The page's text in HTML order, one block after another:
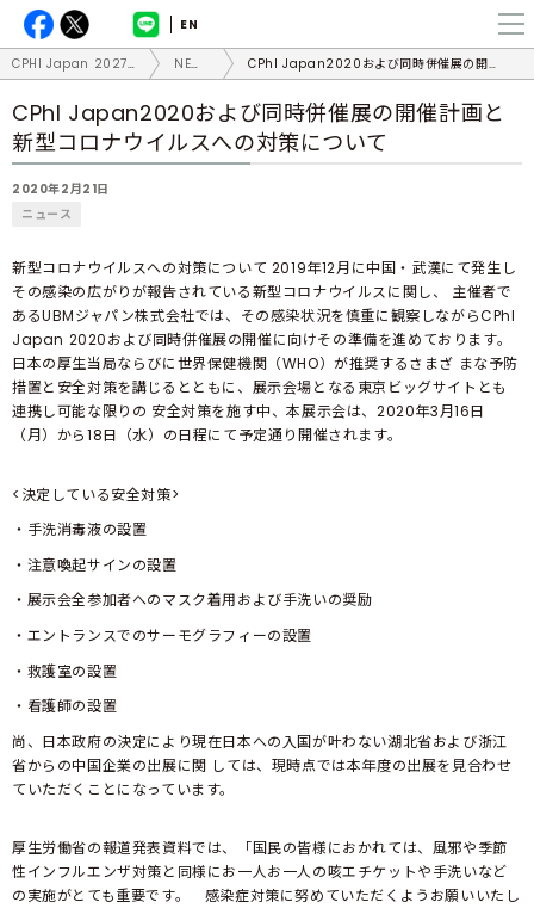
EN
CPHI Japan 2027（国際医薬品開発展） NEWS CPhI Japan2020および同時併催展の開催計画と新型コロナウイルスへの対策について
CPhI Japan2020および同時併催展の開催計画と
新型コロナウイルスへの対策について
2020年2月21日
ニュース
新型コロナウイルスへの対策について 2019年12月に中国・武漢にて発生し
その感染の広がりが報告されている新型コロナウイルスに関し、 主催者で
あるUBMジャパン株式会社では、その感染状況を慎重に観察しながらCPhI
Japan 2020および同時併催展の開催に向けその準備を進めております。
日本の厚生当局ならびに世界保健機関（WHO）が推奨するさまざ まな予防
措置と安全対策を講じるとともに、展示会場となる東京ビッグサイトとも
連携し可能な限りの 安全対策を施す中、本展示会は、2020年3月16日
（月）から18日（水）の日程にて予定通り開催されます。
<決定している安全対策>
・手洗消毒液の設置
・注意喚起サインの設置
・展示会全参加者へのマスク着用および手洗いの奨励
・エントランスでのサーモグラフィーの設置
・救護室の設置
・看護師の設置
尚、日本政府の決定により現在日本への入国が叶わない湖北省および浙江
省からの中国企業の出展に関 しては、現時点では本年度の出展を見合わせ
ていただくことになっています。
厚生労働省の報道発表資料では、「国民の皆様におかれては、風邪や季節
性インフルエンザ対策と同様にお一人お一人の咳エチケットや手洗いなど
の実施がとても重要です。 感染症対策に努めていただくようお願いいたし